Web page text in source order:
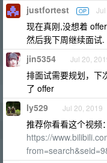
justfortest OP
现在真刚,没想着
然后我下周继续面试.
jin5354 Jul 20,
排面试需要规划，下
了 offer
ly529 Jul 20, 2019
推荐你看看这个视频：
https://